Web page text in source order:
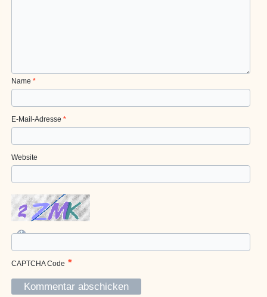
Name*
E-Mail-Adresse*
Website
CAPTCHA Code *